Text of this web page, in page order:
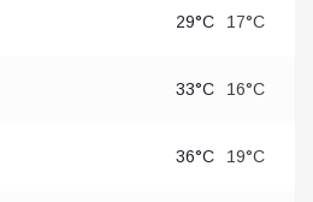
29°C 17°C
33°C 16°C
36°C 19°C